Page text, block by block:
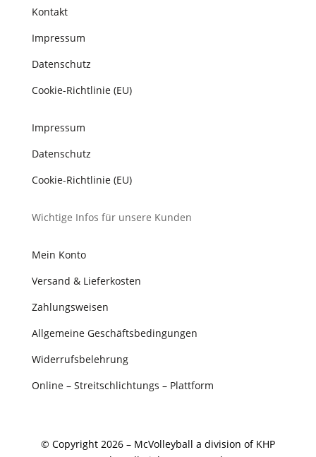
Kontakt
Impressum
Datenschutz
Cookie-Richtlinie (EU)
Impressum
Datenschutz
Cookie-Richtlinie (EU)
Wichtige Infos für unsere Kunden
Mein Konto
Versand & Lieferkosten
Zahlungsweisen
Allgemeine Geschäftsbedingungen
Widerrufsbelehrung
Online – Streitschlichtungs – Plattform
© Copyright 2026 – McVolleyball a division of KHP